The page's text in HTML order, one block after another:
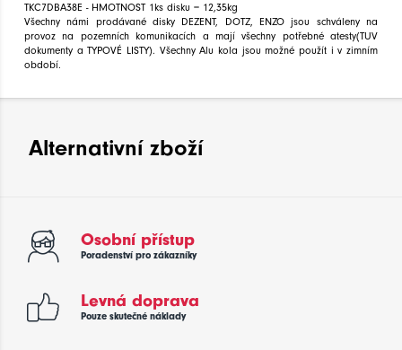
TKC7DBA38E - HMOTNOST 1ks disku = 12,35kg
Všechny námi prodávané disky DEZENT, DOTZ, ENZO jsou schváleny na
provoz na pozemních komunikacích a mají všechny potřebné atesty(TUV
dokumenty a TYPOVÉ LISTY). Všechny Alu kola jsou možné použít i v zimním
období.
Alternativní zboží
Osobní přístup
Poradenství pro zákazníky
Levná doprava
Pouze skutečné náklady